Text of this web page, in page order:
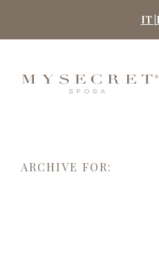
content
IT |
MYSECRET
SPOSA
ARCHIVE FOR: